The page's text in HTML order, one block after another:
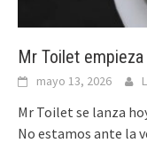
Mr Toilet
mayo 13, 2026
Mr Toilet se lanza
No estamos ante la